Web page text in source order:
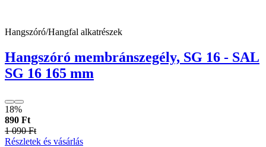
Hangszóró/Hangfal alkatrészek
Hangszóró membránszegély, SG 16 - SAL
SG 16 165 mm
18%
890 Ft
1 090 Ft
Részletek és vásárlás